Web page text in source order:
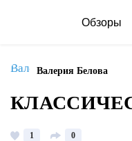
Обзоры
Валерия Белова
1 0